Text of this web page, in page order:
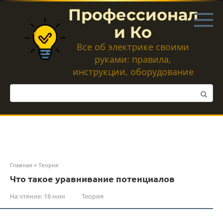
Перейти
контенту
Профессионал
и Ко
Все об электрике своими
руками: правила,
инструкции, оборудование
Поиск:
Главная »Теория
Что такое уравнивание потенциалов
На чтение: 18 мин Теория